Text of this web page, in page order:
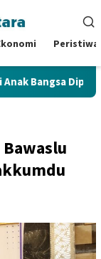
Peristiwa
Dipamerkan